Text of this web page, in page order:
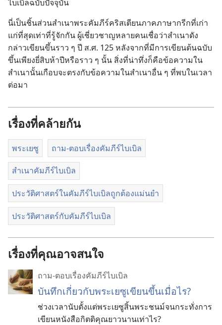
ไบเบิล​ฉบับ​ปัจจุบัน
นี่​เป็น​ชิ้น​ส่วน​สำเนา​พระ​คัมภีร์​คริสเตียน​ภาค​ภาษา​กรีก​ที่​เก่า​
แก่​ที่​สุด​เท่า​ที่​รู้​จัก​กัน ผู้​เชี่ยวชาญ​หลาย​คน​เชื่อ​ว่า​สำเนา​ดัง​
กล่าว​เขียน​ขึ้น​ราว ๆ ปี ส.ศ. 125 หลัง​จาก​ที่​มี​การ​เขียน​ต้น​ฉบับ​
ขึ้น​เพียง​ยี่​สิบ​ห้า​ปี​หรือ​ราว ๆ นั้น สิ่ง​ที่​น่า​ทึ่ง​ก็​คือ​ข้อ​ความ​ใน​
สำเนา​นั้น​เกือบ​จะ​ตรง​กับ​ข้อ​ความ​ใน​สำเนา​อื่น ๆ ที่​พบ​ใน​เวลา​
ต่อ​มา
เรื่องที่คล้ายกัน
พระเยซู ถาม-ตอบเรื่องคัมภีร์ไบเบิล
สำเนาคัมภีร์ไบเบิล
ประวัติศาสตร์ในคัมภีร์ไบเบิลถูกต้องแม่นยำ
ประวัติศาสตร์กับคัมภีร์ไบเบิล
เรื่องที่คุณอาจสนใจ
ถาม-ตอบเรื่องคัมภีร์ไบเบิล
บันทึกเกี่ยวกับพระเยซูเขียนขึ้นเมื่อไร?
ช่วงเวลานับตั้งแต่พระเยซูสิ้นพระชนม์จนกระทั่งการ
เขียนหนังสือกิตติคุณยาวนานเท่าไร?